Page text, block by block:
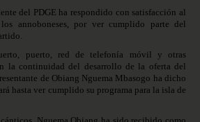
del PDGE ha respondido con satisfacción al
annoboneses, por ver cumplido parte del
puerto, red de telefonía móvil y otras
la continuidad del desarrollo de la oferta del
de Obiang Nguema Mbasogo ha dicho
hasta ver cumplido su programa para la isla de